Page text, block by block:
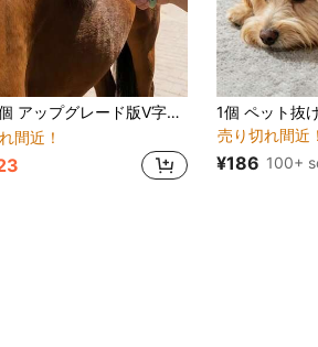
トコーム、ペット毛量調整コーム、浮毛とアンダーコートを簡単に除去、ペットグルーミングブラシ、猫用優しいグルーミング、猫と犬用設計、犬グルーミング用品、犬ブラシ、猫ブラシ、ブラシ、ハッピーパピーケア、猫用品、長毛・短毛の子犬に適しています、子犬用品、ハッピードッグ、ペット毛除去浮毛ブラシ、馬とポニー用ステンレススチールコーム、頑丈な冬毛クリーニングツール、人間工学ハンドル、プロフェッショナル安定グルーミングコーム
間近！
売り切れ間近！
¥186 100+